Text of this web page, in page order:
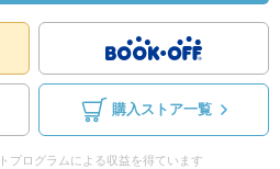
購入ストア一覧
プログラムによる収益を得ています